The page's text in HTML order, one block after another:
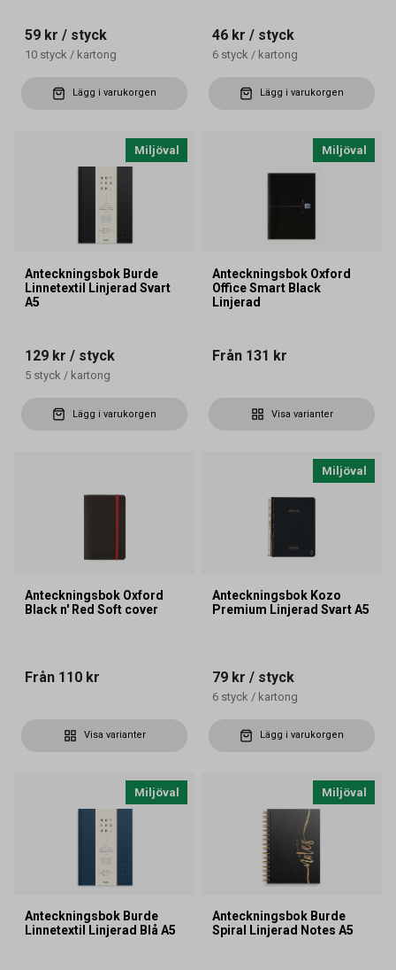
59 kr / styck
10 styck / kartong
Lägg i varukorgen
46 kr / styck
6 styck / kartong
Lägg i varukorgen
Miljöval
Anteckningsbok Burde
Linnetextil Linjerad Svart
A5
129 kr / styck
5 styck / kartong
Lägg i varukorgen
Miljöval
Anteckningsbok Oxford
Office Smart Black
Linjerad
Från 131 kr
Visa varianter
Anteckningsbok Oxford
Black n' Red Soft cover
Från 110 kr
Visa varianter
Miljöval
Anteckningsbok Kozo
Premium Linjerad Svart A5
79 kr / styck
6 styck / kartong
Lägg i varukorgen
Miljöval
Anteckningsbok Burde
Linnetextil Linjerad Blå A5
Miljöval
Anteckningsbok Burde
Spiral Linjerad Notes A5